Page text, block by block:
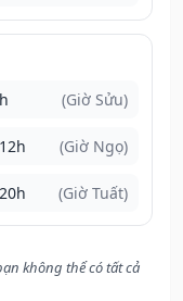
(Giờ Sửu)
(Giờ Ngọ)
(Giờ Tuất)
không thể có tất cả